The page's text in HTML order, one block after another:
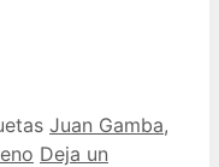
Juan Gamba,
Deja un